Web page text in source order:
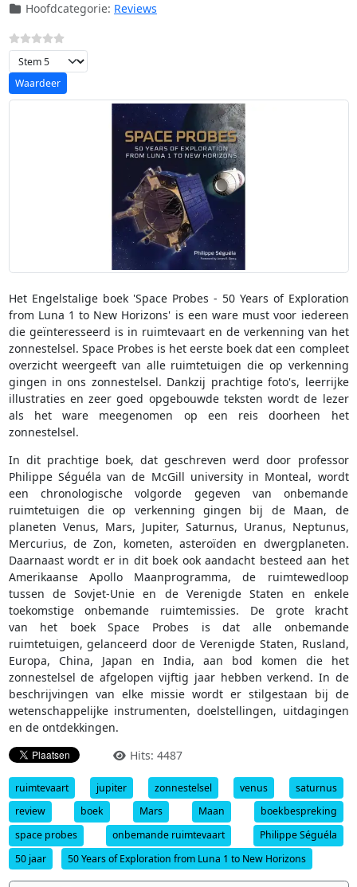
Hoofdcategorie: Reviews
Voeg waardering toe
Het Engelstalige boek 'Space Probes - 50 Years of Exploration
from Luna 1 to New Horizons' is een ware must voor iedereen
die geïnteresseerd is in ruimtevaart en de verkenning van het
zonnestelsel. Space Probes is het eerste boek dat een compleet
overzicht weergeeft van alle ruimtetuigen die op verkenning
gingen in ons zonnestelsel. Dankzij prachtige foto's, leerrijke
illustraties en zeer goed opgebouwde teksten wordt de lezer
als het ware meegenomen op een reis doorheen het
zonnestelsel.
In dit prachtige boek, dat geschreven werd door professor
Philippe Séguéla van de McGill university in Monteal, wordt
een chronologische volgorde gegeven van onbemande
ruimtetuigen die op verkenning gingen bij de Maan, de
planeten Venus, Mars, Jupiter, Saturnus, Uranus, Neptunus,
Mercurius, de Zon, kometen, asteroïden en dwergplaneten.
Daarnaast wordt er in dit boek ook aandacht besteed aan het
Amerikaanse Apollo Maanprogramma, de ruimtewedloop
tussen de Sovjet-Unie en de Verenigde Staten en enkele
toekomstige onbemande ruimtemissies. De grote kracht
van het boek Space Probes is dat alle onbemande
ruimtetuigen, gelanceerd door de Verenigde Staten, Rusland,
Europa, China, Japan en India, aan bod komen die het
zonnestelsel de afgelopen vijftig jaar hebben verkend. In de
beschrijvingen van elke missie wordt er stilgestaan bij de
wetenschappelijke instrumenten, doelstellingen, uitdagingen
en de ontdekkingen.
Hits: 4487
ruimtevaart jupiter zonnestelsel venus
saturnus
review
boek Mars Maan
boekbespreking
space probes
onbemande ruimtevaart
Philippe Séguéla
50 jaar
50 Years of Exploration from Luna 1 to New Horizons